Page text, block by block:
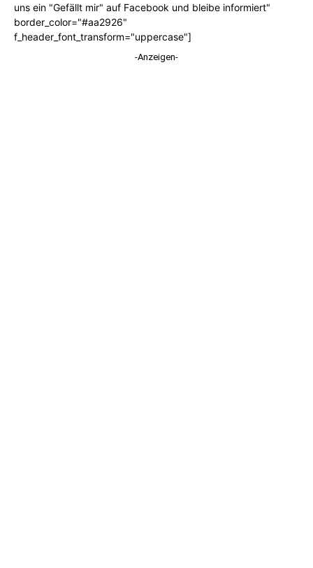
uns ein "Gefällt mir" auf Facebook und bleibe informiert"
border_color="#aa2926"
f_header_font_transform="uppercase"]
-Anzeigen-